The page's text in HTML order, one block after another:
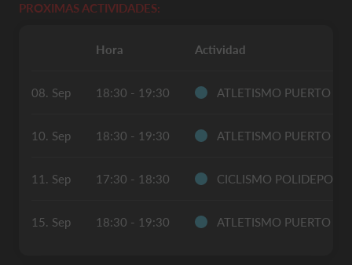
PROXIMAS ACTIVIDADES:
Hora Actividad
08. Sep 18:30 - 19:30 ATLETISMO PUERTO
10. Sep 18:30 - 19:30 ATLETISMO PUERTO
11. Sep 17:30 - 18:30 CICLISMO
15. Sep 18:30 - 19:30 ATLETISMO PUERTO